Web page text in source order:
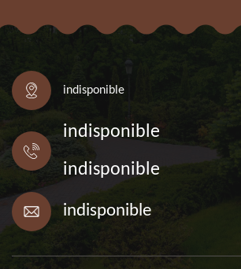
indisponible
indisponible
indisponible
indisponible